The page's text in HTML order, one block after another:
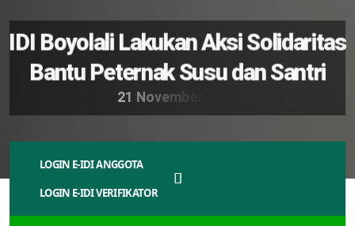
IDI Boyolali Lakukan Aksi Solidaritas
Bantu Peternak Susu dan Santri
21 Novem b
LOGIN E-IDI ANGGOTA
LOGIN E-IDI VERIFIKATOR